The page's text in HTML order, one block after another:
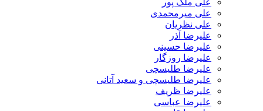
علی میرمحمدی
علی نظریان
علیرضا آذر
علیرضا حسینی
علیرضا روزگار
علیرضا طلیسچی
علیرضا طلیسچی و سعید آتانی
علیرضا ظریف
علیرضا عباسی